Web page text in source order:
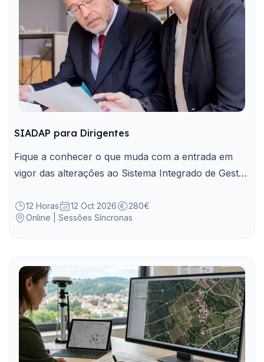
SIADAP para Dirigentes
Fique a conhecer o que muda com a entrada em
vigor das alterações ao Sistema Integrado de Gestão
Pública (SIADAP), instituídas pelo Decreto-Lei n.º
12/2024.
12 Horas 12 Oct 2026
280€
Online | Sessões Síncronas